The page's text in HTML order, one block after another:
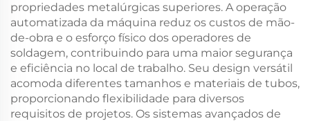
propriedades metalúrgicas superiores. A operação
automatizada da máquina reduz os custos de mão-
de-obra e o esforço físico dos operadores de
soldagem, contribuindo para uma maior segurança
e eficiência no local de trabalho. Seu design versátil
acomoda diferentes tamanhos e materiais de tubos,
proporcionando flexibilidade para diversos
requisitos de projetos. Os sistemas avançados de